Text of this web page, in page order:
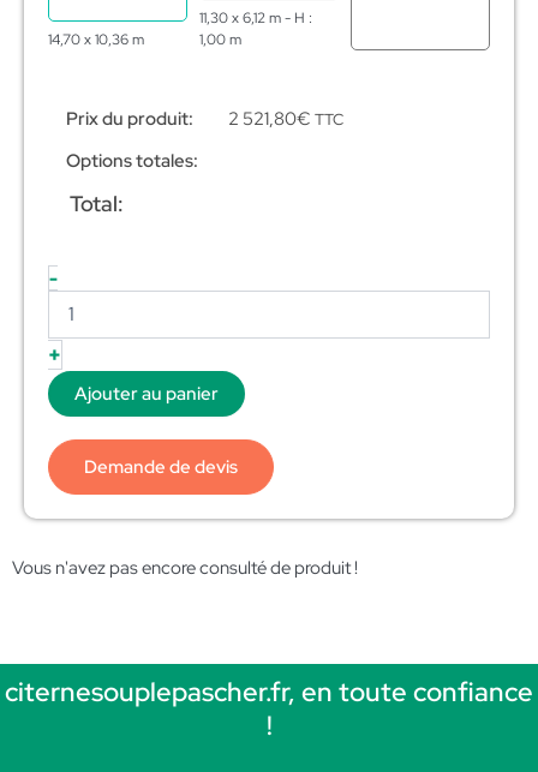
14,70 x 10,36 m
11,30 x 6,12 m - H :
1,00 m
Prix du produit: 2 521,80€ TTC
Options totales:
Total:
-
+
Ajouter au panier
Demande de devis
Vous n'avez pas encore consulté de produit !
citernesouplepascher.fr, en toute confiance
!